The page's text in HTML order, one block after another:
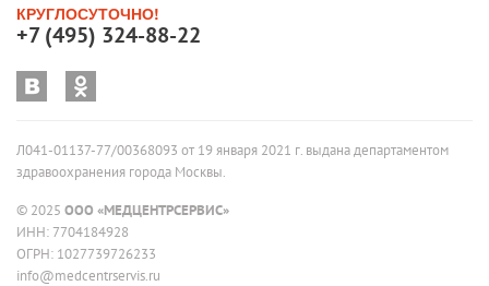
КРУГЛОСУТОЧНО!
+7 (495) 324-88-22
Л041-01137-77/00368093 от 19 января 2021 г. выдана департаментом
здравоохранения города Москвы.
© 2025 ООО «МЕДЦЕНТРСЕРВИС»
ИНН: 7704184928
ОГРН: 1027739726233
info@medcentrservis.ru